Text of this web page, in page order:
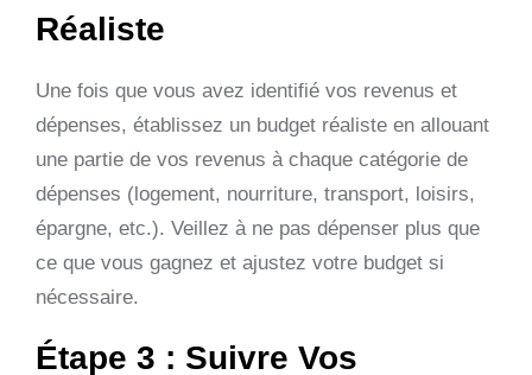
Réaliste
Une fois que vous avez identifié vos revenus et
dépenses, établissez un budget réaliste en allouant
une partie de vos revenus à chaque catégorie de
dépenses (logement, nourriture, transport, loisirs,
épargne, etc.). Veillez à ne pas dépenser plus que
ce que vous gagnez et ajustez votre budget si
nécessaire.
Étape 3 : Suivre Vos